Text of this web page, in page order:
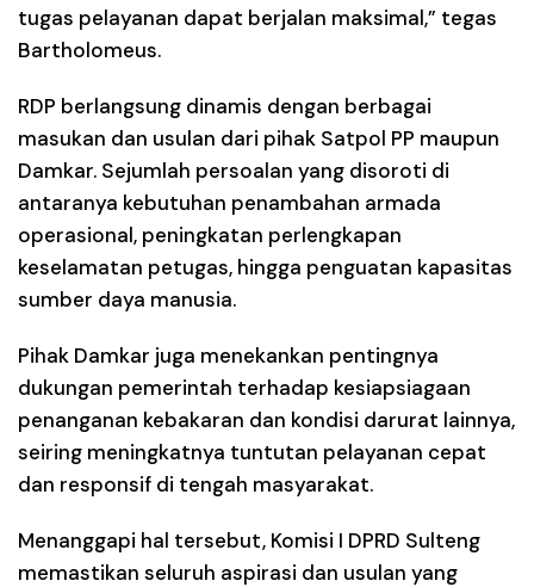
tugas pelayanan dapat berjalan maksimal,” tegas
Bartholomeus.
RDP berlangsung dinamis dengan berbagai
masukan dan usulan dari pihak Satpol PP maupun
Damkar. Sejumlah persoalan yang disoroti di
antaranya kebutuhan penambahan armada
operasional, peningkatan perlengkapan
keselamatan petugas, hingga penguatan kapasitas
sumber daya manusia.
Pihak Damkar juga menekankan pentingnya
dukungan pemerintah terhadap kesiapsiagaan
penanganan kebakaran dan kondisi darurat lainnya,
seiring meningkatnya tuntutan pelayanan cepat
dan responsif di tengah masyarakat.
Menanggapi hal tersebut, Komisi I DPRD Sulteng
memastikan seluruh aspirasi dan usulan yang